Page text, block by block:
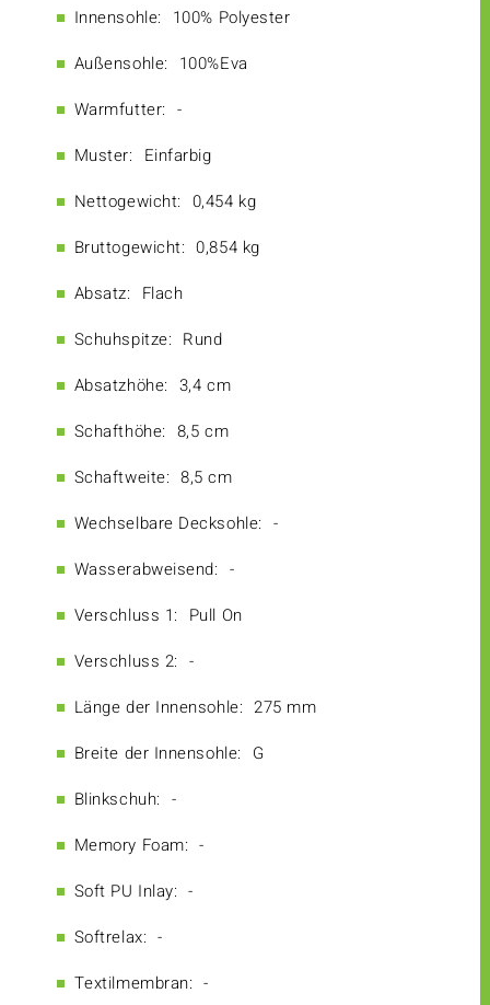
Innensohle: 100% Polyester
Außensohle: 100%Eva
Warmfutter: -
Muster: Einfarbig
Nettogewicht: 0,454 kg
Bruttogewicht: 0,854 kg
Absatz: Flach
Schuhspitze: Rund
Absatzhöhe: 3,4 cm
Schafthöhe: 8,5 cm
Schaftweite: 8,5 cm
Wechselbare Decksohle: -
Wasserabweisend: -
Verschluss 1: Pull On
Verschluss 2: -
Länge der Innensohle: 275 mm
Breite der Innensohle: G
Blinkschuh: -
Memory Foam: -
Soft PU Inlay: -
Softrelax: -
Textilmembran: -